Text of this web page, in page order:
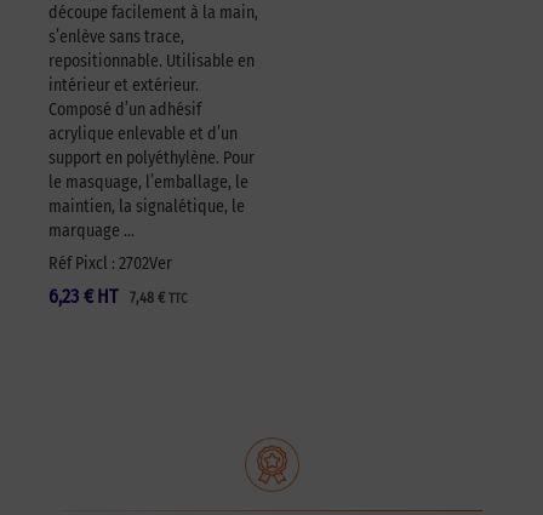
découpe facilement à la main,
s’enlève sans trace,
repositionnable. Utilisable en
intérieur et extérieur.
Composé d’un adhésif
acrylique enlevable et d’un
support en polyéthylène. Pour
le masquage, l’emballage, le
maintien, la signalétique, le
marquage …
Réf Pixcl : 2702Ver
6,23 € 7,48 € TTC
HT